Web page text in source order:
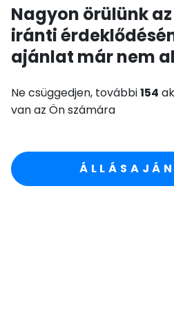
Nagyon örülünk
iránti
ajánlat már nem
Ne csüggedjen, további154
van az Ön számára